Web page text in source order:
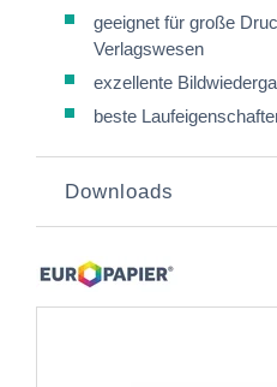
geeignet für große
Verlagswesen
exzellente
beste
Downloads